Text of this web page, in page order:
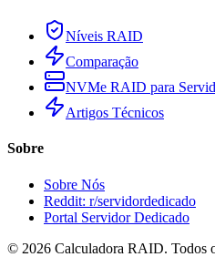
Níveis RAID
Comparação
NVMe RAID para
Artigos Técnicos
Sobre
Sobre Nós
Reddit: r/servidordedicado
Portal Servidor Dedicado
© 2026 Calculadora RAID. Todos